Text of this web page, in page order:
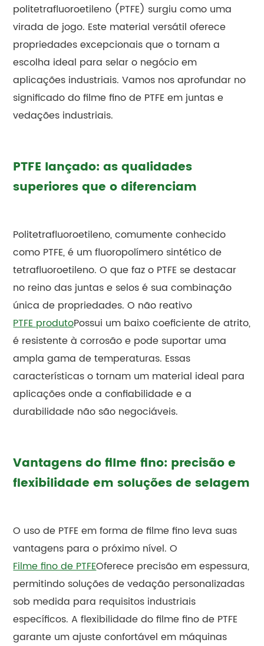
politetrafluoroetileno (PTFE) surgiu como uma
virada de jogo. Este material versátil oferece
propriedades excepcionais que o tornam a
escolha ideal para selar o negócio em
aplicações industriais. Vamos nos aprofundar no
significado do filme fino de PTFE em juntas e
vedações industriais.
PTFE lançado: as qualidades
superiores que o diferenciam
Politetrafluoroetileno, comumente conhecido
como PTFE, é um fluoropolímero sintético de
tetrafluoroetileno. O que faz o PTFE se destacar
no reino das juntas e selos é sua combinação
única de propriedades. O não reativo
PTFE produtoPossui um baixo coeficiente de atrito,
é resistente à corrosão e pode suportar uma
ampla gama de temperaturas. Essas
características o tornam um material ideal para
aplicações onde a confiabilidade e a
durabilidade não são negociáveis.
Vantagens do filme fino: precisão e
flexibilidade em soluções de selagem
O uso de PTFE em forma de filme fino leva suas
vantagens para o próximo nível. O
Filme fino de PTFEOferece precisão em espessura,
permitindo soluções de vedação personalizadas
sob medida para requisitos industriais
específicos. A flexibilidade do filme fino de PTFE
garante um ajuste confortável em máquinas